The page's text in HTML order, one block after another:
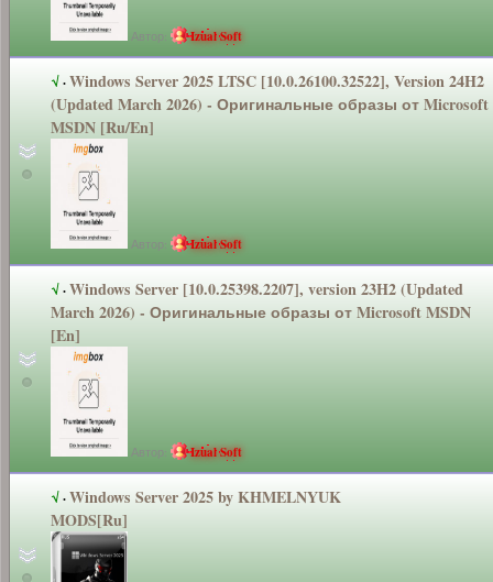
Автор: Izual Soft
√·Windows Server 2025 LTSC [10.0.26100.32522], Version 24H2
(Updated March 2026) - Оригинальныеобразы от Microsoft
MSDN [Ru/En]
Автор: Izual Soft
√·Windows Server [10.0.25398.2207], version 23H2 (Updated
March 2026) - Оригинальныеобразы от Microsoft MSDN
[En]
Автор: Izual Soft
√·Windows Server 2025 by KHMELNYUK
MODS[Ru]